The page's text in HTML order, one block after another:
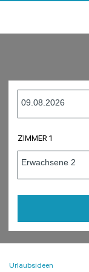
ZIMMER 1
Urlaubsideen